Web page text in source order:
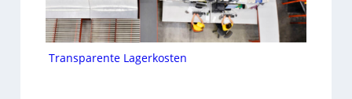
Transparente Lagerkosten